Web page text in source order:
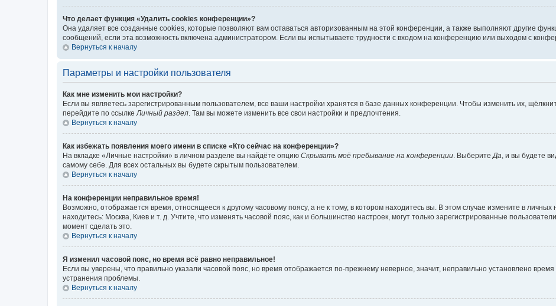
Что делает функция «Удалить cookies конференции»?
Она удаляет все созданные cookies, которые позволяют вам оставаться авторизованным на этой конференции, а также выполняют другие
сообщений, если эта возможность включена администратором. Если вы испытываете трудности с входом на конференцию или выходом с
Вернуться к началу
Параметры и настройки пользователя
Как мне изменить мои настройки?
Если вы являетесь зарегистрированным пользователем, все ваши настройки хранятся в базе данных конференции. Чтобы изменить их,
перейдите по ссылке Личный раздел . Там вы можете изменить все свои настройки и предпочтения.
Вернуться к началу
Как избежать появления моего имени в списке «Кто сейчас на конференции»?
На вкладке «Личные настройки» в личном разделе вы найдёте опцию Скрывать моё пребывание на конференции . Выберите Да , и вы будете
самому себе. Для всех остальных вы будете скрытым пользователем.
Вернуться к началу
На конференции неправильное время!
Возможно, отображается время, относящееся к другому часовому поясу, а не к тому, в котором находитесь вы. В этом случае измените в личных
находитесь: Москва, Киев и т. д. Учтите, что изменять часовой пояс, как и большинство настроек, могут только зарегистрированные
момент сделать это.
Вернуться к началу
Я изменил часовой пояс, но время всё равно неправильное!
Если вы уверены, что правильно указали часовой пояс, но время отображается по-прежнему неверное, значит, неправильно установлено
устранения проблемы.
Вернуться к началу